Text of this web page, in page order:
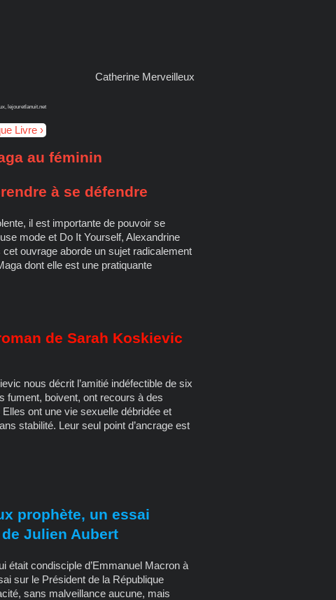
Catherine Merveilleux
lejouretlanuit.net
Livre
au féminin
à se défendre
il est importante de pouvoir se
mode et Do It Yourself, Alexandrine
ouvrage aborde un sujet radicalement
dont elle est une pratiquante
de Sarah Koskievic
nous décrit l’amitié indéfectible de six
fument, boivent, ont recours à des
ont une vie sexuelle débridée et
stabilité. Leur seul point d’ancrage est
prophète, un essai
Julien Aubert
était condisciple d’Emmanuel Macron à
sur le Président de la République
sans malveillance aucune, mais